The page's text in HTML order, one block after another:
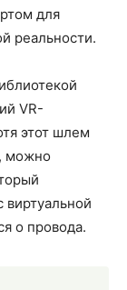
для
реальности.
VR-
этот шлем
можно
о провода.